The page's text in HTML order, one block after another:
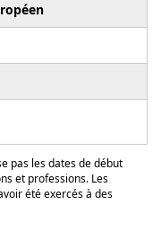
pas les dates de début
et professions. Les
été exercés à des